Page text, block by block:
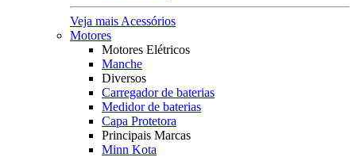
Veja mais Acessórios
Motores
Motores Elétricos
Manche
Diversos
Carregador de baterias
Medidor de baterias
Capa Protetora
Principais Marcas
Minn Kota